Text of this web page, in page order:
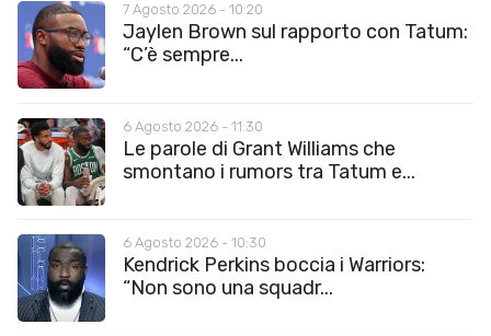
7 Agosto 2026 - 10:20
Jaylen Brown sul rapporto con Tatum:
“C’è sempre...
6 Agosto 2026 - 11:30
Le parole di Grant Williams che
smontano i rumors tra Tatum e...
6 Agosto 2026 - 10:30
Kendrick Perkins boccia i Warriors:
“Non sono una squadr...